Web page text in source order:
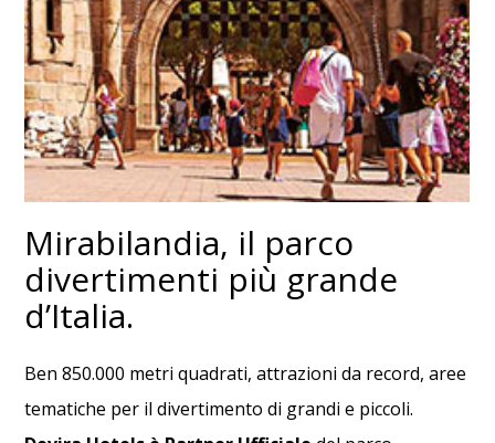
Mirabilandia, il parco
divertimenti più grande
d’Italia.
Ben 850.000 metri quadrati, attrazioni da record, aree
tematiche per il divertimento di grandi e piccoli.